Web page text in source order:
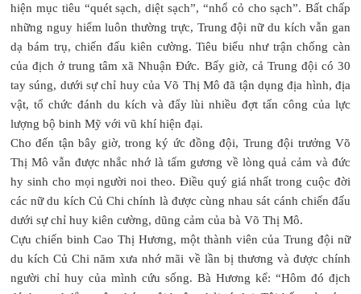
hiện mục tiêu “quét sạch, diệt sạch”, “nhổ cỏ cho sạch”. Bất chấp
những nguy hiểm luôn thường trực, Trung đội nữ du kích vẫn gan
dạ bám trụ, chiến đấu kiên cường. Tiêu biểu như trận chống càn
của địch ở trung tâm xã Nhuận Đức. Bấy giờ, cả Trung đội có 30
tay súng, dưới sự chỉ huy của Võ Thị Mô đã tận dụng địa hình, địa
vật, tổ chức đánh du kích và đẩy lùi nhiều đợt tấn công của lực
lượng bộ binh Mỹ với vũ khí hiện đại.
Cho đến tận bây giờ, trong ký ức đồng đội, Trung đội trưởng Võ
Thị Mô vẫn được nhắc nhớ là tấm gương về lòng quả cảm và đức
hy sinh cho mọi người noi theo. Điều quý giá nhất trong cuộc đời
các nữ du kích Củ Chi chính là được cùng nhau sát cánh chiến đấu
dưới sự chỉ huy kiên cường, dũng cảm của bà Võ Thị Mô.
Cựu chiến binh Cao Thị Hương, một thành viên của Trung đội nữ
du kích Củ Chi năm xưa nhớ mãi về lần bị thương và được chính
người chỉ huy của mình cứu sống. Bà Hương kể: “Hôm đó địch